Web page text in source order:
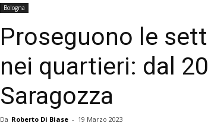
Bologna
Proseguono le
nei quartieri: dal
Saragozza
Da Roberto Di Biase - 19 Marzo 2023